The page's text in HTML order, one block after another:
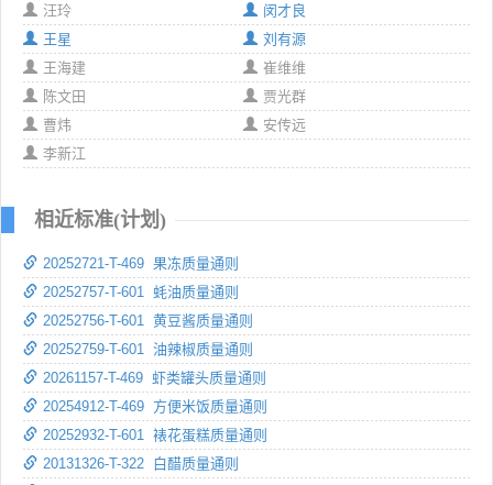
汪玲
闵才良
王星
刘有源
王海建
崔维维
陈文田
贾光群
曹炜
安传远
李新江
相近标准(计划)
20252721-T-469 果冻质量通则
20252757-T-601 蚝油质量通则
20252756-T-601 黄豆酱质量通则
20252759-T-601 油辣椒质量通则
20261157-T-469 虾类罐头质量通则
20254912-T-469 方便米饭质量通则
20252932-T-601 裱花蛋糕质量通则
20131326-T-322 白醋质量通则